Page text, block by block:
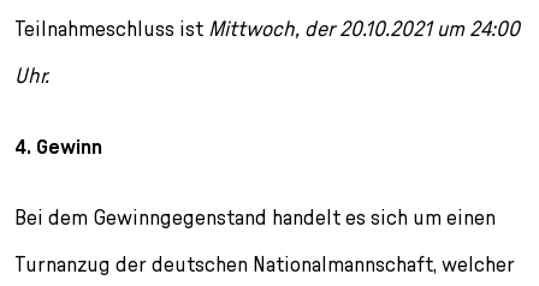
Teilnahmeschluss ist Mittwoch, der 20.10.2021 um 24:00
Uhr.
4. Gewinn
Bei dem Gewinngegenstand handelt es sich um einen
Turnanzug der deutschen Nationalmannschaft, welcher